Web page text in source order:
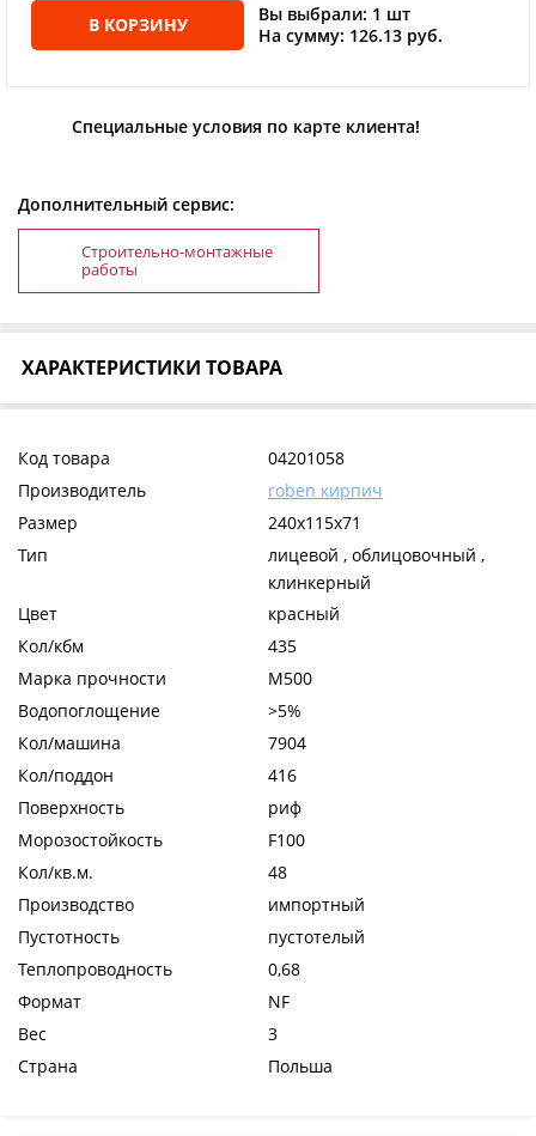
В КОРЗИНУ
Вы выбрали: 1 шт
На сумму: 126.13 руб.
Специальные условия по карте клиента!
Дополнительный сервис:
Строительно-монтажные
работы
ХАРАКТЕРИСТИКИ ТОВАРА
Код товара
04201058
Производитель
roben кирпич
Размер
240x115x71
Тип
лицевой , облицовочный ,
клинкерный
Цвет
красный
Кол/кбм
435
Марка прочности
М500
Водопоглощение
>5%
Кол/машина
7904
Кол/поддон
416
Поверхность
риф
Морозостойкость
F100
Кол/кв.м.
48
Производство
импортный
Пустотность
пустотелый
Теплопроводность
0,68
Формат
NF
Вес
3
Страна
Польша